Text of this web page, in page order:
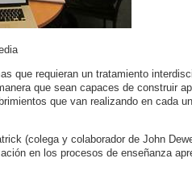
que requieran un tratamiento
que sean capaces de construir
que van realizando en cada
(colega y colaborador de John
en los procesos de enseñanza